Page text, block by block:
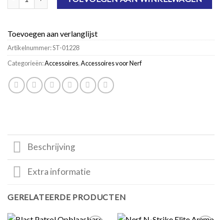
Toevoegen aan verlanglijst
Artikelnummer:ST-01228
Categorieën:Accessoires,Accessoires voor Nerf
Beschrijving
Extra informatie
GERELATEERDE PRODUCTEN